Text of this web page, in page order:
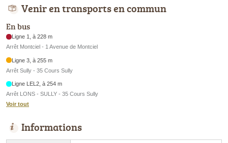
Venir en transports en commun
En bus
Ligne 1, à 228 m
Arrêt Montciel - 1 Avenue de Montciel
Ligne 3, à 255 m
Arrêt Sully - 35 Cours Sully
Ligne LEL2, à 254 m
Arrêt LONS - SULLY - 35 Cours Sully
Voir tout
Informations